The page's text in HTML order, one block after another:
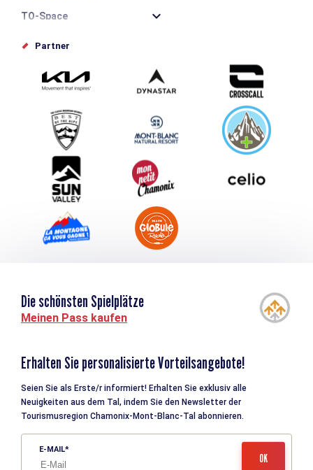
TO-Space
Offices de tourisme
Schlagen Sie Ihr Event vor
Service groupes et séminaires
Herunterladen
Tourismus & Behinderung
Partner
Die schönsten Spielplätze
Meinen Pass kaufen
Erhalten Sie personalisierte Vorteilsangebote!
Seien Sie als Erste/r informiert! Erhalten Sie exklusiv alle
Neuigkeiten aus dem Tal, indem Sie den Newsletter der
Tourismusregion Chamonix-Mont-Blanc-Tal abonnieren.
E-MAIL